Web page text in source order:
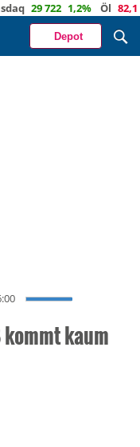
29 722 1,2% Öl 82,1 -
Depot
kaum